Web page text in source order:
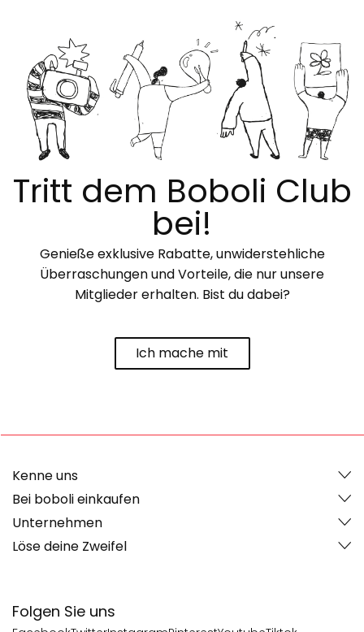
Tritt dem Boboli Club
bei!
Genieße exklusive Rabatte, unwiderstehliche
Überraschungen und Vorteile, die nur unsere
Mitglieder erhalten. Bist du dabei?
Ich mache mit
Folgen Sie uns
Kenne uns
Bei boboli einkaufen
Unternehmen
Löse deine Zweifel